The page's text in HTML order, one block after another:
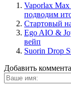
Vaporlax Max
подводим
Стартовый
Ego AIO &
вейп
Suorin Drop
Добавить